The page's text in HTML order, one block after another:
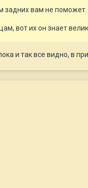
задних вам не поможет.
вот их он знает
и так все видно, в